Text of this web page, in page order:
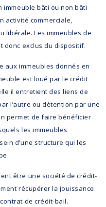
immeuble bâti ou non bâti
activité commerciale,
libérale. Les immeubles de
donc exclus du dispositif.
aux immeubles donnés en
est loué par le crédit
il entretient des liens de
l’autre ou détention par une
permet de faire bénéficier
les immeubles
d’une structure qui les
être une société de crédit-
récupérer la jouissance
de crédit-bail.